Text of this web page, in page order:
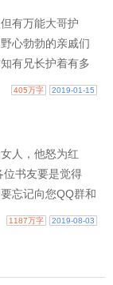
逻辑，请勿扒
支持某森。森森
有万能大哥护
心勃勃的亲戚们
有兄长护着有多
的她是个武林高
黎浅浅整个人都
不时找她的麻
橄榄枝，别以为
405万字 2019-01-15
人，他怒为红
位书友要是觉得
忘记向您QQ群和
1187万字 2019-08-03